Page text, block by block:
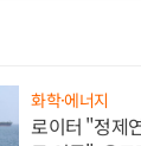
화학·에너지
로이터 "정제